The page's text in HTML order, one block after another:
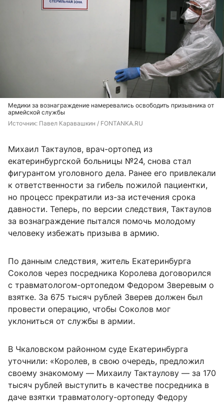
Медики за вознаграждение намеревались освободить призывника от
армейской службы
Источник: Павел Каравашкин / FONTANKA.RU
Михаил Тактаулов, врач-ортопед из
екатеринбургской больницы №24, снова стал
фигурантом уголовного дела. Ранее его привлекали
к ответственности за гибель пожилой пациентки,
но процесс прекратили из-за истечения срока
давности. Теперь, по версии следствия, Тактаулов
за вознаграждение пытался помочь молодому
человеку избежать призыва в армию.
По данным следствия, житель Екатеринбурга
Соколов через посредника Королева договорился
с травматологом-ортопедом Федором Зверевым о
взятке. За 675 тысяч рублей Зверев должен был
провести операцию, чтобы Соколов мог
уклониться от службы в армии.
В Чкаловском районном суде Екатеринбурга
уточнили: «Королев, в свою очередь, предложил
своему знакомому — Михаилу Тактаулову — за 170
тысяч рублей выступить в качестве посредника в
даче взятки травматологу-ортопеду Федору